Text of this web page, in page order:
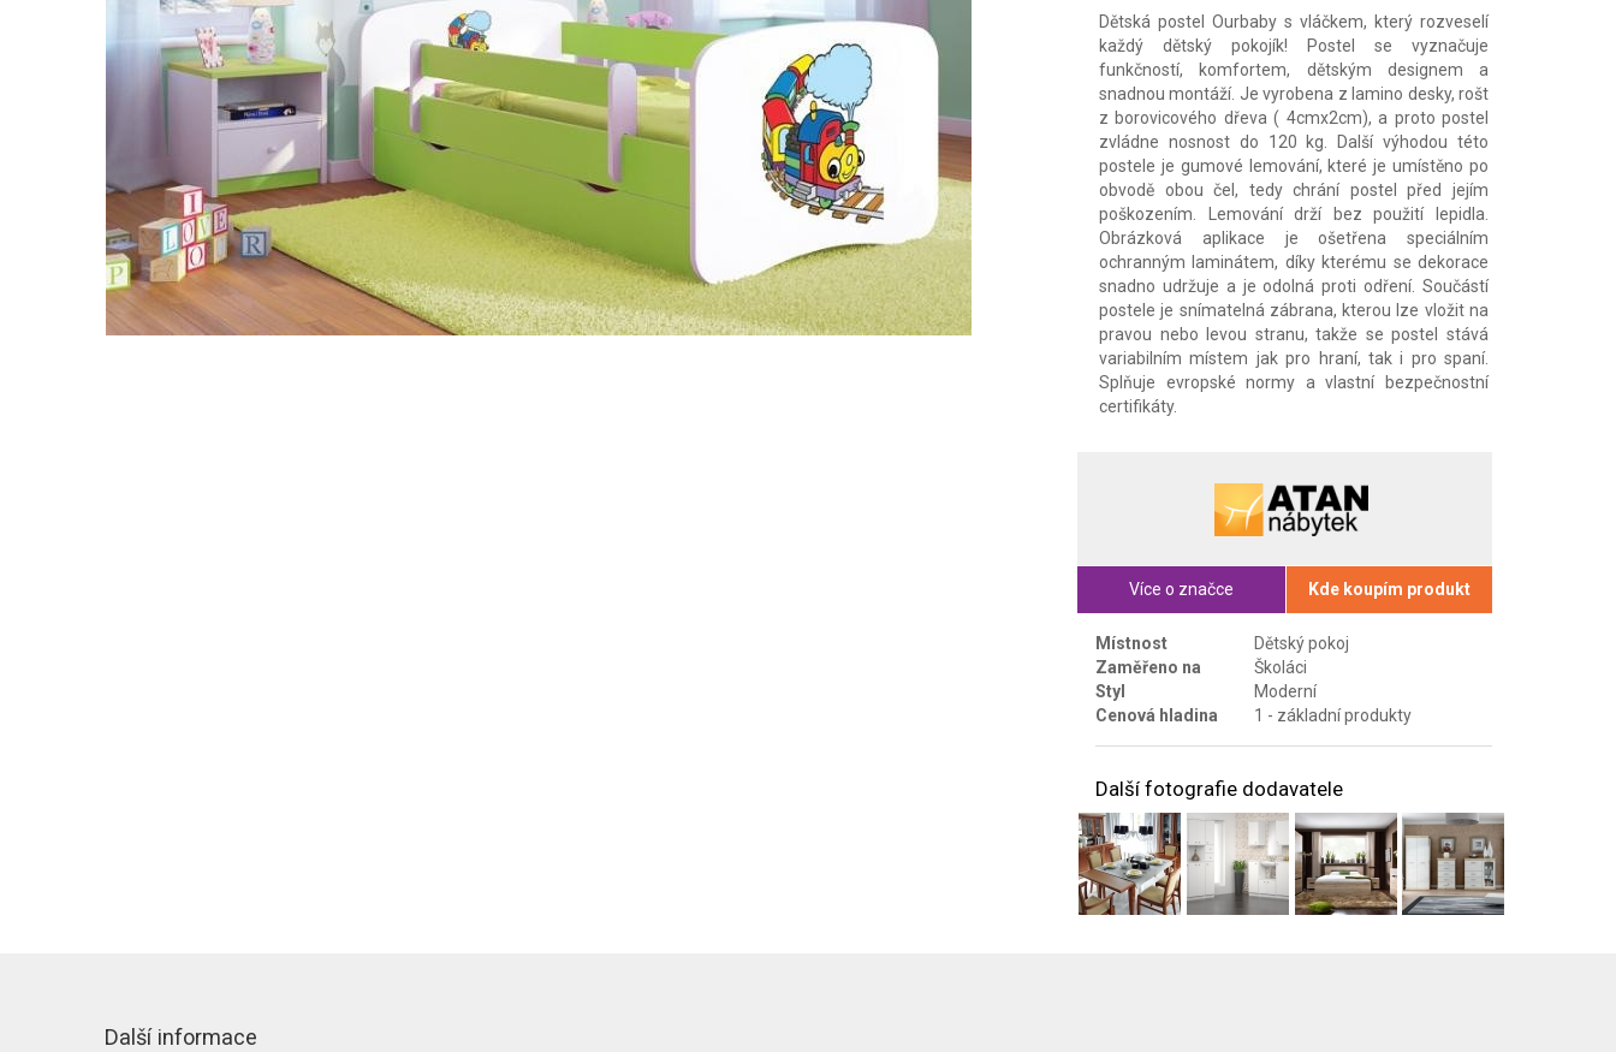
Dětská postel Ourbaby s vláčkem, který rozveselí
každý dětský pokojík! Postel se vyznačuje
funkčností, komfortem, dětským designem a
snadnou montáží. Je vyrobena z lamino desky, rošt
z borovicového dřeva ( 4cmx2cm), a proto postel
zvládne nosnost do 120 kg. Další výhodou této
postele je gumové lemování, které je umístěno po
obvodě obou čel, tedy chrání postel před jejím
poškozením. Lemování drží bez použití lepidla.
Obrázková aplikace je ošetřena speciálním
ochranným laminátem, díky kterému se dekorace
snadno udržuje a je odolná proti odření. Součástí
postele je snímatelná zábrana, kterou lze vložit na
pravou nebo levou stranu, takže se postel stává
variabilním místem jak pro hraní, tak i pro spaní.
Splňuje evropské normy a vlastní bezpečnostní
certifikáty.
Více o značce Kde koupím produkt
Místnost
Dětský pokoj
Zaměřeno na
Školáci
Styl
Moderní
Cenová hladina
1 - základní produkty
Další fotografie dodavatele
Další informace